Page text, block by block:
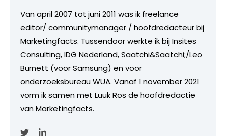
Van april 2007 tot juni 2011 was ik freelance
editor/ communitymanager / hoofdredacteur bij
Marketingfacts. Tussendoor werkte ik bij Insites
Consulting, IDG Nederland, Saatchi&Saatchi;/Leo
Burnett (voor Samsung) en voor
onderzoeksbureau WUA. Vanaf 1 november 2021
vorm ik samen met Luuk Ros de hoofdredactie
van Marketingfacts.